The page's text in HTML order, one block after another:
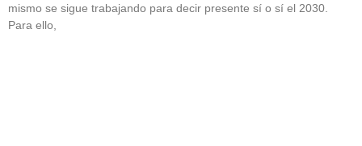
mismo se sigue trabajando para decir presente sí o sí el 2030.
Para ello,